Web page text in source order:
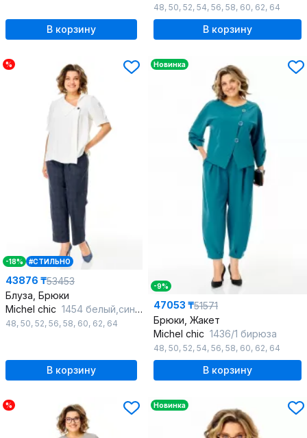
В корзину
48, 50, 52, 54, 56, 58, 60, 62, 64
В корзину
%
-18% #СТИЛЬНО
43876 ₸53453
Блуза, Брюки
Michel chic 1454 белый,синий_гленчек
48, 50, 52, 56, 58, 60, 62, 64
В корзину
Новинка
-9%
47053 ₸51571
Брюки, Жакет
Michel chic 1436/1 бирюза
48, 50, 52, 54, 56, 58, 60, 62, 64
В корзину
% Новинка